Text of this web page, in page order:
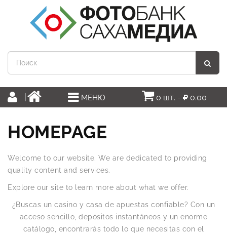
МЕНЮ 0 шт. - 0.00
HOMEPAGE
Welcome to our website. We are dedicated to providing
quality content and services.
Explore our site to learn more about what we offer.
¿Buscas un casino y casa de apuestas confiable? Con un
acceso sencillo, depósitos instantáneos y un enorme
catálogo, encontrarás todo lo que necesitas con el